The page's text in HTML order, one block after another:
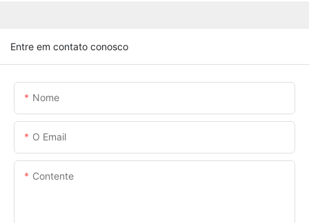
Entre em contato conosco
Nome
O Email
Contente